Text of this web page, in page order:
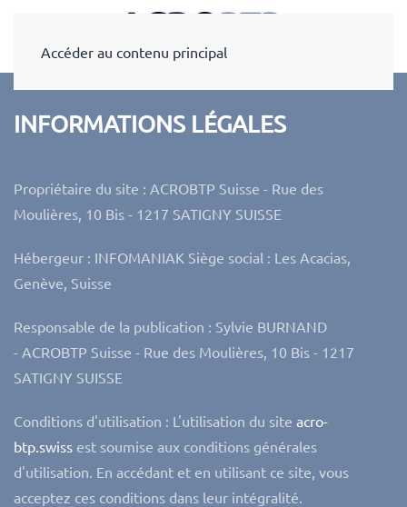
Accéder au contenu principal
INFORMATIONS LÉGALES
Propriétaire du site : ACROBTP Suisse - Rue des
Moulières, 10 Bis - 1217 SATIGNY SUISSE
Hébergeur : INFOMANIAK Siège social : Les Acacias,
Genève, Suisse
Responsable de la publication : Sylvie BURNAND
- ACROBTP Suisse - Rue des Moulières, 10 Bis - 1217
SATIGNY SUISSE
Conditions d'utilisation : L'utilisation du site acro-
btp.swiss est soumise aux conditions générales
d'utilisation. En accédant et en utilisant ce site, vous
acceptez ces conditions dans leur intégralité.